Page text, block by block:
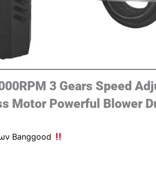
3 Gears Speed
Motor Powerful Blower
Banggood